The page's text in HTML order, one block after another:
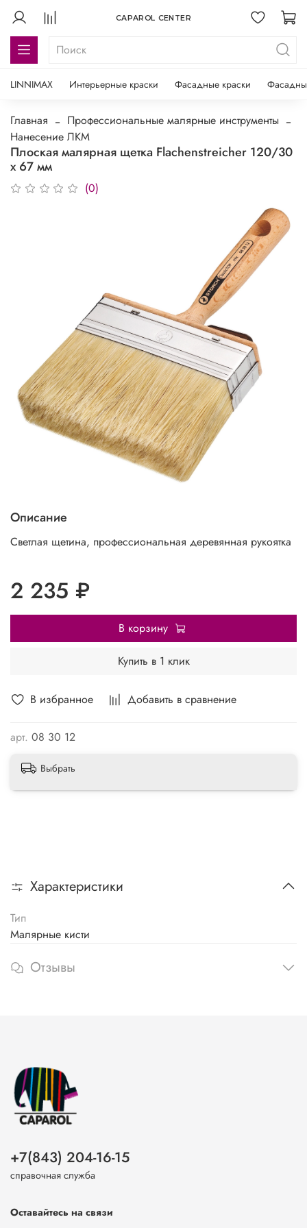
CAPAROL CENTER
LINNIMAX Интерьерные краски Фасадные краски
Главная
Профессиональные малярные инструменты
Нанесение ЛКМ
Плоская малярная щетка Flachenstreicher 120/30
x 67 мм
(0)
В избранное Добавить в сравнение
арт. 08 30 12
Описание
Светлая щетина, профессиональная деревянная рукоятка
2 235 ₽
В корзину
Купить в 1 клик
Выбрать
Характеристики
Тип
Малярные кисти
Отзывы
+7(843) 204-16-15
справочная служба
Оставайтесь на связи